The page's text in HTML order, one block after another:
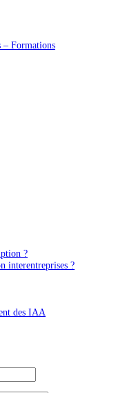
– Formations
?
interentreprises ?
des IAA